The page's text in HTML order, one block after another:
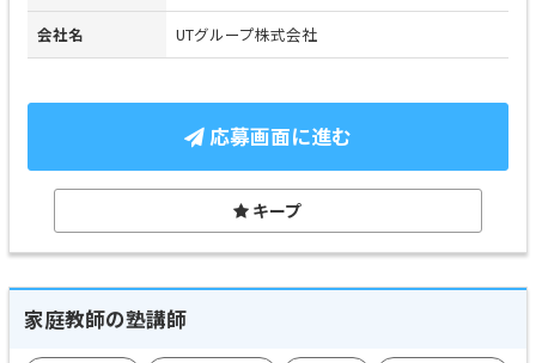
会社名 UTグループ株式会社
応募画面に進む
キープ
家庭教師の塾講師